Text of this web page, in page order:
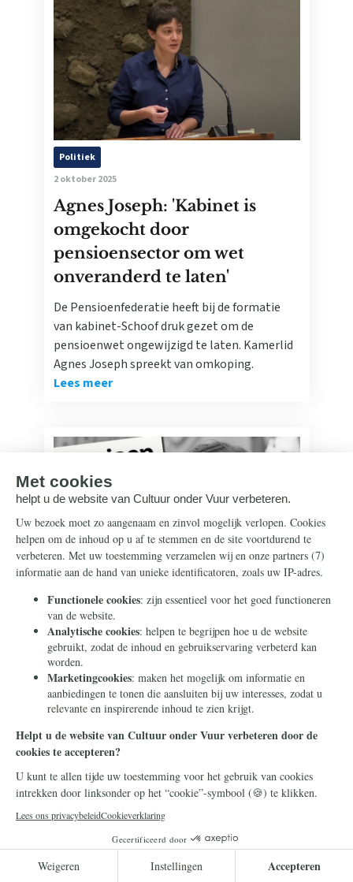
Politiek
2 oktober 2025
Agnes Joseph: 'Kabinet is
omgekocht door
pensioensector om wet
onveranderd te laten'
De Pensioenfederatie heeft bij de formatie
van kabinet-Schoof druk gezet om de
pensioenwet ongewijzigd te laten. Kamerlid
Agnes Joseph spreekt van omkoping.
Lees meer
Pensioen
17 september 2025
Hoe het klimaatsocialisme
onze pensioenen op losse
schroeven zet
Het recht op privé-eigendom staat onder
druk. Het pensioen en de eigen woning van de
burger worden op steeds meer manierenf
aangewend voor linkse projecten.
Lees meer